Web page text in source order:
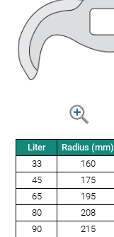
Liter Radius (mm)
33
160
45
175
65
195
80
208
90
215